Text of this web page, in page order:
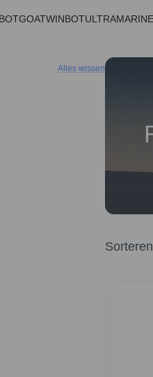
GOATWINBOTULTRAMARINE
Alles wissen